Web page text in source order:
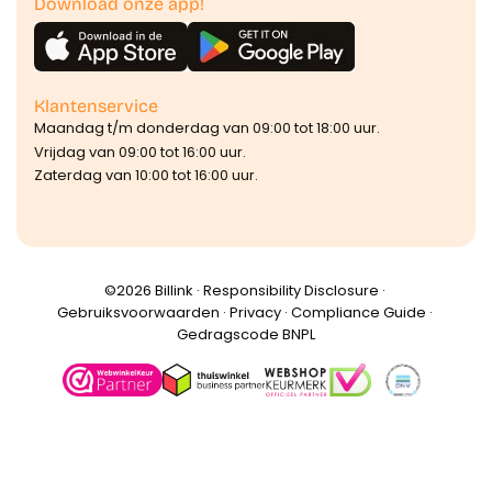
Klantenservice
Maandag t/m donderdag van 09:00 tot 18:00 uur.
Vrijdag van 09:00 tot 16:00 uur.
Zaterdag van 10:00 tot 16:00 uur.
©️2026 Billink · Responsibility Disclosure ·
Gebruiksvoorwaarden · Privacy· Compliance Guide ·
Gedragscode BNPL